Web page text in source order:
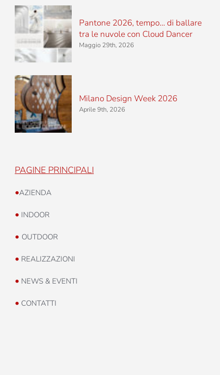
Pantone 2026, tempo… di ballare
tra le nuvole con Cloud Dancer
Maggio 29th, 2026
Milano Design Week 2026
Aprile 9th, 2026
PAGINE PRINCIPALI
•AZIENDA
• INDOOR
• OUTDOOR
• REALIZZAZIONI
• NEWS & EVENTI
• CONTATTI